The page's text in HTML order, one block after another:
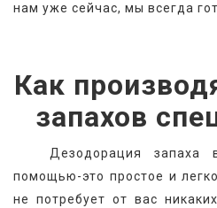
нам уже сейчас, мы всегда
Как
запахов
Дезодорация запаха
помощью-это простое и
не потребует от вас